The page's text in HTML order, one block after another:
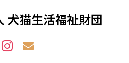
犬猫生活福祉財団